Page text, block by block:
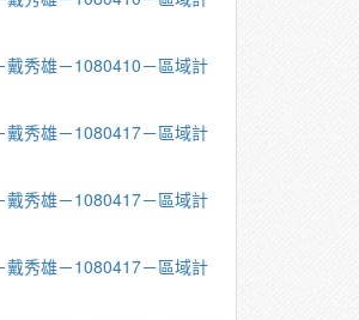
戴秀雄－1080410－區域計
戴秀雄－1080417－區域計
戴秀雄－1080417－區域計
戴秀雄－1080417－區域計